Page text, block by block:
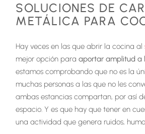
SOLUCIONES DE
METÁLICA PARA
Hay veces en las que abrir la cocina al
mejor opción para aportar amplitud a
estamos comprobando que no es la
muchas personas a las que no les
ambas estancias compartan, por así
espacio. Y es que hay que tener en
una actividad que genera ruidos,